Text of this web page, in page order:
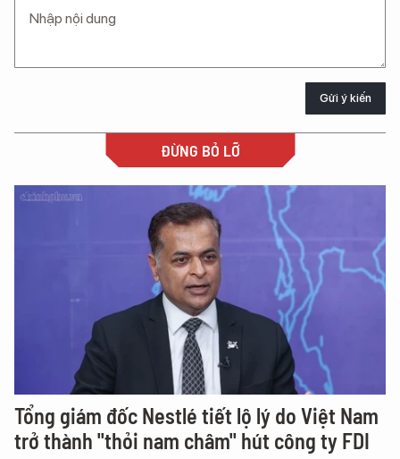
Gửi ý kiến
ĐỪNG BỎ LỠ
Tổng giám đốc Nestlé tiết lộ lý do Việt Nam
trở thành "thỏi nam châm" hút công ty FDI